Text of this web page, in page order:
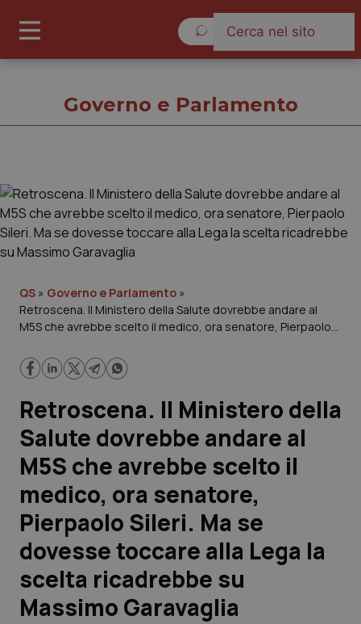
Cronache
Regioni e Asl
Lavoro e Professioni
Scienza e Farmaci
Studi e Analisi
Lettere al direttore
Edizioni Regionali
QS Pro
Professionisti Sanitari.AI
Governo e Parlamento
QS » Governo e Parlamento »
Retroscena. Il Ministero della Salute dovrebbe andare al
M5S che avrebbe scelto il medico, ora senatore, Pierpaolo
su Massimo Garavaglia
Retroscena. Il Ministero della
Salute dovrebbe andare al
M5S che avrebbe scelto il
medico, ora senatore,
Pierpaolo Sileri. Ma se
dovesse toccare alla Lega la
scelta ricadrebbe su
Massimo Garavaglia